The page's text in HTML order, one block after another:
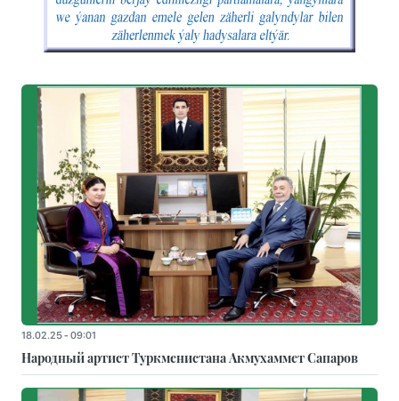
18.02.25 - 09:01
Народный артист Туркменистана Акмухаммет Сапаров